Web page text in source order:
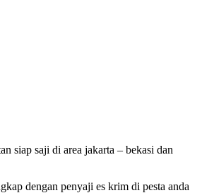
siap saji di area jakarta – bekasi dan
dengan penyaji es krim di pesta anda